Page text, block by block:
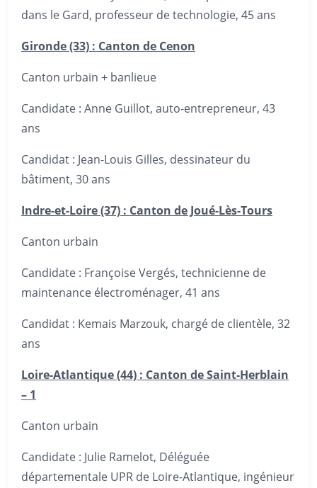
dans le Gard, professeur de technologie, 45 ans
Gironde (33) : Canton de Cenon
Canton urbain + banlieue
Candidate : Anne Guillot, auto-entrepreneur, 43
ans
Candidat : Jean-Louis Gilles, dessinateur du
bâtiment, 30 ans
Indre-et-Loire (37) : Canton de Joué-Lès-Tours
Canton urbain
Candidate : Françoise Vergés, technicienne de
maintenance électroménager, 41 ans
Candidat : Kemais Marzouk, chargé de clientèle, 32
ans
Loire-Atlantique (44) : Canton de Saint-Herblain
– 1
Canton urbain
Candidate : Julie Ramelot, Déléguée
départementale UPR de Loire-Atlantique, ingénieur